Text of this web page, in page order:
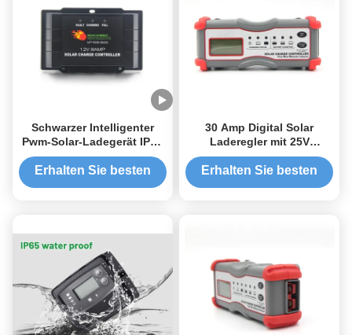
Schwarzer Intelligenter
Pwm-Solar-Ladegerät IP67
8A 12V 24V Solar-
Ladegerät
Erhalten Sie besten
30 Amp Digital Solar
Laderegler mit 25V
maximalem Solareingang
und 600W maximalem
Erhalten Sie besten